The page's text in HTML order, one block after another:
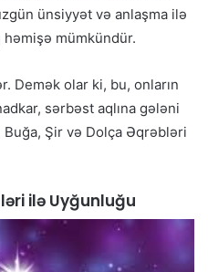
ünsiyyət və anlaşma ilə
həmişə mümkündür.
Demək olar ki, bu, onların
sərbəst aqlına gələni
Şir və Dolça Əqrəbləri
ilə Uyğunluğu